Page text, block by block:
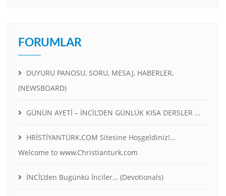
FORUMLAR
DUYURU PANOSU, SORU, MESAJ, HABERLER,
(NEWSBOARD)
GÜNÜN AYETİ – İNCİL’DEN GÜNLÜK KISA DERSLER …
HRİSTİYANTÜRK.COM Sitesine Hoşgeldiniz!…
Welcome to www.Christianturk.com
İNCİL’den Bugünkü İnciler… (Devotionals)